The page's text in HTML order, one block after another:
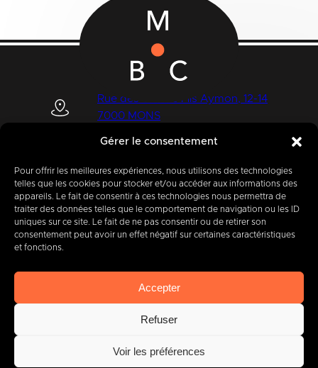
Gérer le consentement
Pour offrir les meilleures expériences, nous utilisons des technologies
telles que les cookies pour stocker et/ou accéder aux informations des
appareils. Le fait de consentir à ces technologies nous permettra de
traiter des données telles que le comportement de navigation ou les ID
uniques sur ce site. Le fait de ne pas consentir ou de retirer son
consentement peut avoir un effet négatif sur certaines caractéristiques
et fonctions.
Accepter
Refuser
Voir les préférences
Rue des Quatre Fils Aymon, 12-14
7000 MONS
+32 (0) 65 39 95 70
info@imbc.be
Aujourd’hui, partenairede